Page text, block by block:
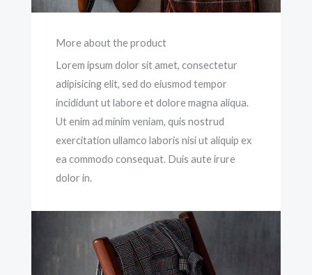
More about the product
Lorem ipsum dolor sit amet, consectetur
adipisicing elit, sed do eiusmod tempor
incididunt ut labore et dolore magna aliqua.
Ut enim ad minim veniam, quis nostrud
exercitation ullamco laboris nisi ut aliquip ex
ea commodo consequat. Duis aute irure
dolor in.